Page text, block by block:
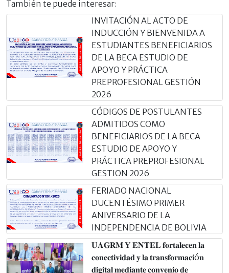
También te puede interesar:
INVITACIÓN AL ACTO DE
INDUCCIÓN Y BIENVENIDA A
ESTUDIANTES BENEFICIARIOS
DE LA BECA ESTUDIO DE
APOYO Y PRÁCTICA
PREPROFESIONAL GESTIÓN
2026
CÓDIGOS DE POSTULANTES
ADMITIDOS COMO
BENEFICIARIOS DE LA BECA
ESTUDIO DE APOYO Y
PRÁCTICA PREPROFESIONAL
GESTION 2026
FERIADO NACIONAL
DUCENTÉSIMO PRIMER
ANIVERSARIO DE LA
INDEPENDENCIA DE BOLIVIA
𝐔𝐀𝐆𝐑𝐌 𝐘 𝐄𝐍𝐓𝐄𝐋 𝐟𝐨𝐫𝐭𝐚𝐥𝐞𝐜𝐞𝐧 𝐥𝐚
𝐜𝐨𝐧𝐞𝐜𝐭𝐢𝐯𝐢𝐝𝐚𝐝 𝐲 𝐥𝐚 𝐭𝐫𝐚𝐧𝐬𝐟𝐨𝐫𝐦𝐚𝐜𝐢ó𝐧
𝐝𝐢𝐠𝐢𝐭𝐚𝐥 𝐦𝐞𝐝𝐢𝐚𝐧𝐭𝐞 𝐜𝐨𝐧𝐯𝐞𝐧𝐢𝐨 𝐝𝐞